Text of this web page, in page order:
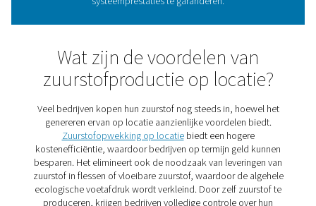
ozonproductie
Zuurstof speelt een cruciale rol in toepassingen
ozonopwekking. Deze systemen vereisen een
ononderbroken toevoer van zuurstof van hoge
ozon efficiënt te produceren. De zuurstof moet
strenge zuiverheidsnormen om een optimale
systeemprestaties te garanderen.